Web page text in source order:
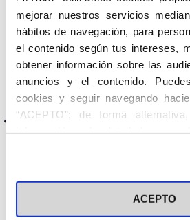
mejorar nuestros servicios
hábitos de navegación, para
el contenido según tus intereses,
obtener información sobre las
anuncios y el contenido.
cookies y seguir navegando
“ACEPTO”; de forma
información más detallada y
en el botón "Personalizar". Para
visitar nuestra Política de Cookies
ACEPTO
Ponga, y los profesores Carmen Cortés y
participación de estos dos profesores
ambos tienen en la Asociación Católica
(ACdP). Pablo Nuevo es el secretario del
la ACdP y Carmen Cortés dirige la
escala nacional.
Anterior